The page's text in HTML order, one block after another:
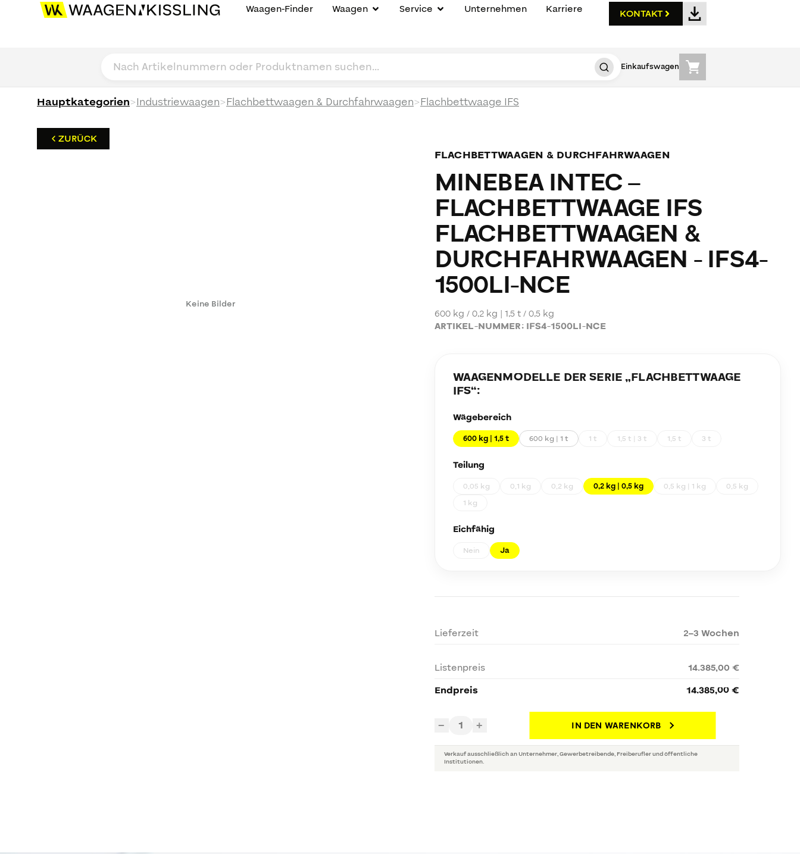
Waagen-Finder Waagen Service Unternehmen Karriere KONTAKT
Einkaufswagen
Hauptkategorien>Industriewaagen>Flachbettwaagen & Durchfahrwaagen>Flachbettwaage IFS
ZURÜCK
Keine Bilder
FLACHBETTWAAGEN & DURCHFAHRWAAGEN
MINEBEA INTEC –
FLACHBETTWAAGE IFS
FLACHBETTWAAGEN &
DURCHFAHRWAAGEN - IFS4-
1500LI-NCE
600 kg / 0,2 kg | 1,5 t / 0,5 kg
ARTIKEL-NUMMER: IFS4-1500LI-NCE
WAAGENMODELLE DER SERIE „FLACHBETTWAAGE
IFS“:
Wägebereich
600 kg | 1,5 t 600 kg | 1 t 1 t 1,5 t | 3 t 1,5 t 3 t
Teilung
0,05 kg 0,1 kg 0,2 kg 0,2 kg | 0,5 kg 0,5 kg | 1 kg
0,5 kg
1 kg
Eichfähig
Nein Ja
Lieferzeit 2–3 Wochen
Listenpreis
14.385,00 €
Endpreis
14.385,00 €
− 1 + IN DEN WARENKORB
Verkauf ausschließlich an Unternehmer, Gewerbetreibende, Freiberufler und öffentliche
Institutionen.